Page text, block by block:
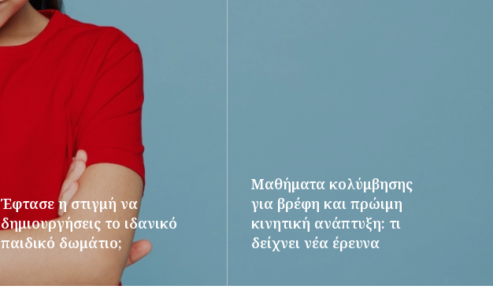
Έφτασε η στιγμή να
δημιουργήσεις το ιδανικό
παιδικό δωμάτιο;
Μαθήματα κολύμβησης
για βρέφη και πρώιμη
κινητική ανάπτυξη: τι
δείχνει νέα έρευνα